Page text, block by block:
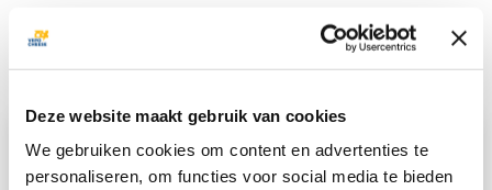
Deze website maakt gebruik van cookies
We gebruiken cookies om content en advertenties te
personaliseren, om functies voor social media te bieden